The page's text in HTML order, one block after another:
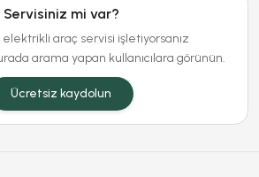
Servisiniz mi var?
araç servisi işletiyorsanız
arama yapan kullanıcılara görünün.
Ücretsiz kaydolun